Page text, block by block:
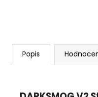
Popis